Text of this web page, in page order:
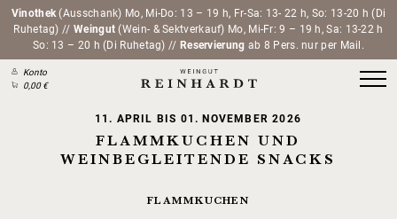
Vinothek(Ausschank) Mo, Mi-Do: 13 – 19 h, Fr-Sa: 13- 22 h, So: 13-20 h (Di
Ruhetag) // Weingut (Wein- & Sektverkauf) Mo, Mi-Fr: 9 – 19 h, Sa: 13-22 h
So: 13 – 20 h (Di Ruhetag) // Reservierung ab 8 Pers. nur per Mail.
Konto
0,00 €
11. APRIL BIS 01. NOVEMBER 2026
FLAMMKUCHEN UND
WEINBEGLEITENDE SNACKS
FLAMMKUCHEN